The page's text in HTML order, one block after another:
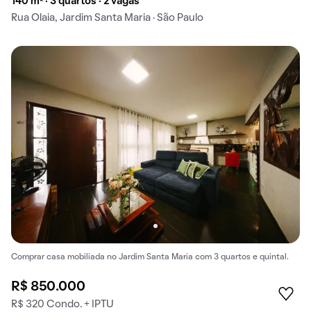
Rua Olaia, Jardim Santa Maria · São Paulo
Comprar casa mobiliada no Jardim Santa Maria com 3 quartos e quintal.
R$ 850.000
R$ 320 Condo. + IPTU